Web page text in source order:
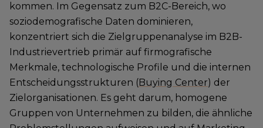
kommen. Im Gegensatz zum B2C-Bereich, wo
soziodemografische Daten dominieren,
konzentriert sich die Zielgruppenanalyse im B2B-
Industrievertrieb primär auf firmografische
Merkmale, technologische Profile und die internen
Entscheidungsstrukturen (Buying Center) der
Zielorganisationen. Es geht darum, homogene
Gruppen von Unternehmen zu bilden, die ähnliche